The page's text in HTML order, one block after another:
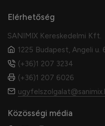
Elérhetőség
SANIMIX Kereskedelmi Kft.
1225 Budapest, Angeli u.
(+36)1 207 3234
(+36)1 207 6026
Közösségi média